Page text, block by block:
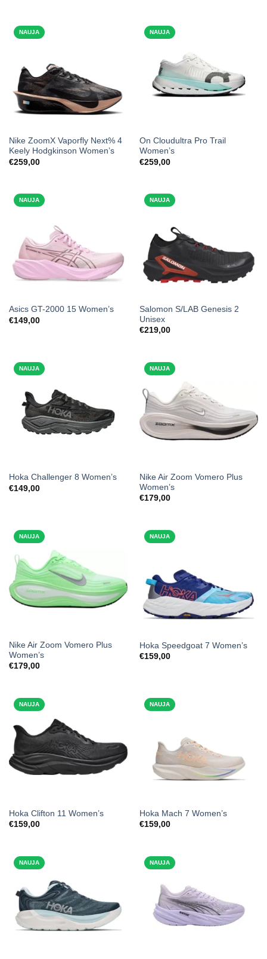
NAUJA
Nike ZoomX Vaporfly Next% 4
Keely Hodgkinson Women’s
€259,00
NAUJA
On Cloudultra Pro Trail
Women’s
€259,00
NAUJA
Asics GT-2000 15 Women’s
€149,00
NAUJA
Salomon S/LAB Genesis 2
Unisex
€219,00
NAUJA
Hoka Challenger 8 Women’s
€149,00
NAUJA
Nike Air Zoom Vomero Plus
Women’s
€179,00
NAUJA
Nike Air Zoom Vomero Plus
Women’s
€179,00
NAUJA
Hoka Speedgoat 7 Women’s
€159,00
NAUJA
Hoka Clifton 11 Women’s
€159,00
NAUJA
Hoka Mach 7 Women’s
€159,00
NAUJA NAUJA